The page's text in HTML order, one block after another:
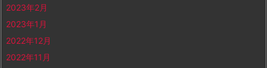
2023年2月
2023年1月
2022年12月
2022年11月